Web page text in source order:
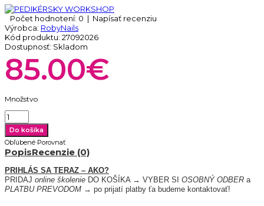
Počet hodnotení: 0 | Napísať recenziu
Výrobca: RobyNails
Kód produktu: 27092026
Dostupnosť: Skladom
85.00€
Množstvo
Obľúbené Porovnať
PopisRecenzie (0)
PRIHLÁS SA TERAZ – AKO?
PRIDAJ online školenie DO KOŠÍKA → VYBER SI OSOBNÝ ODBER
a
PLATBU PREVODOM → po prijatí platby ťa budeme kontaktovať!